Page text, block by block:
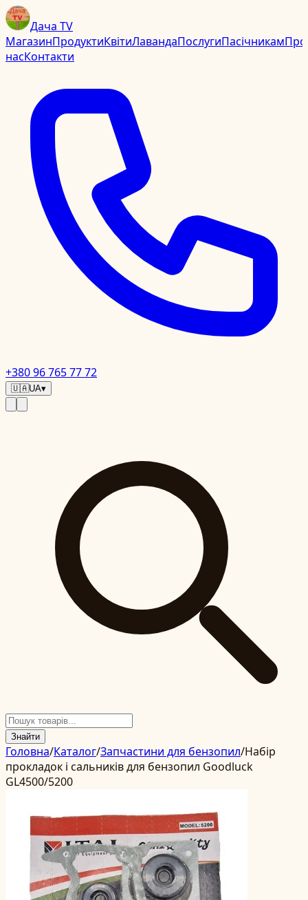
Дача TV
МагазинПродуктиКвітиЛавандаПослугиПасічникамПро
насКонтакти
+380 96 765 77 72
🇺🇦UA▾
Знайти
Головна/Каталог/Запчастини для бензопил/Набір
прокладок і сальників для бензопил Goodluck
GL4500/5200